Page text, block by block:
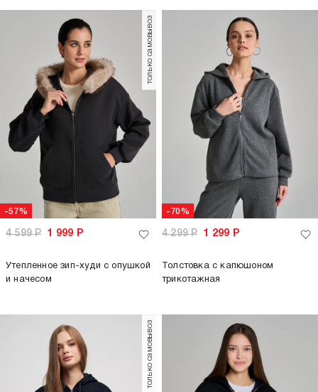
-57%
только самовывоз
4 599Р 1 999 Р
Утепленное зип-худи с опушкой
и начесом
-70%
4 299Р 1 299 Р
Толстовка с капюшоном
трикотажная
только самовывоз